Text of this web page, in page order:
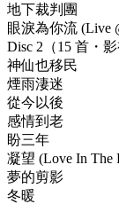
地下裁判團
眼淚為你流 (Live
Disc 2（15 首・
神仙也移民
煙雨淒迷
從今以後
感情到老
盼三年
凝望 (Love In The
夢的剪影
冬暖